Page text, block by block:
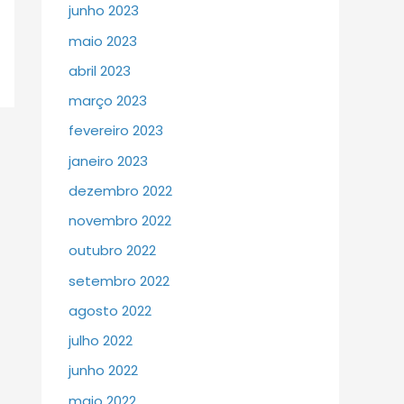
junho 2023
maio 2023
abril 2023
março 2023
fevereiro 2023
janeiro 2023
dezembro 2022
novembro 2022
outubro 2022
setembro 2022
agosto 2022
julho 2022
junho 2022